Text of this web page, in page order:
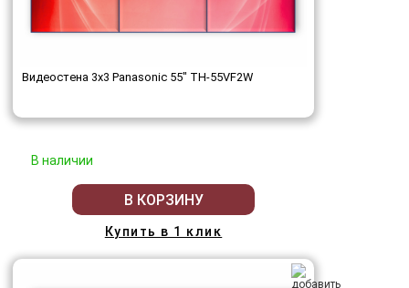
Видеостена 3x3 Panasonic 55" TH-55VF2W
В наличии
В КОРЗИНУ
Купить в 1 клик